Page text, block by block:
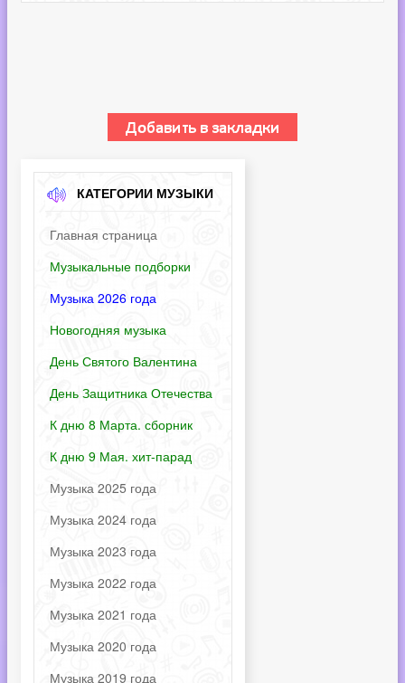
КАТЕГОРИИ МУЗЫКИ
Главная страница
Музыкальные подборки
Музыка 2026 года
Новогодняя музыка
День Святого Валентина
День Защитника Отечества
К дню 8 Марта. сборник
К дню 9 Мая. хит-парад
Музыка 2025 года
Музыка 2024 года
Музыка 2023 года
Музыка 2022 года
Музыка 2021 года
Музыка 2020 года
Музыка 2019 года